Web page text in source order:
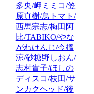
多央/岬ミミコ/笠
原真樹/鳥トマト/
西馬宗志/梅田阿
比/TABIKO/やな
がわけんじ/今橋
涼/砂糖野しおん/
志村貴子/ほしの
ディスコ/枝田/サ
ンカクヘッド/後